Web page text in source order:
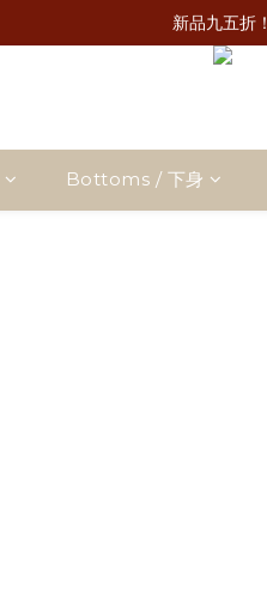
新品九五折！
Bottoms / 下身